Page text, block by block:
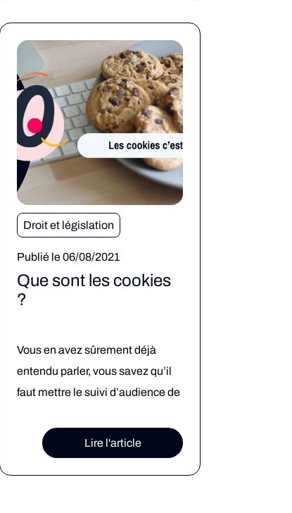
toujours resté le même, mais la
raison pour laquelle on […]
Droit et législation
Publié le 06/08/2021
Que sont les cookies
?
Vous en avez sûrement déjà
entendu parler, vous savez qu’il
faut mettre le suivi d’audience de
rapport aux exigences de la
CNIL (la Commission Nationale
Informatique & Libertés). Mais
Lire l'article